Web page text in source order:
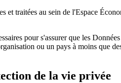
traitées au sein de l'Espace
pour s'assurer que les
ou un pays à moins que
de la vie privée